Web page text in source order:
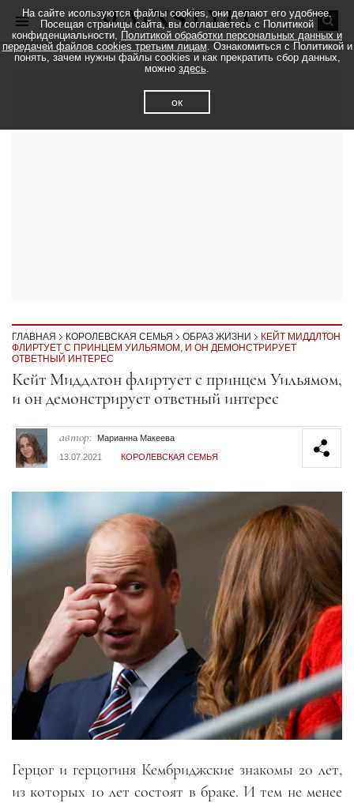
ГЛАВНАЯ КОРОЛЕВСКАЯ СЕМЬЯ ОБРАЗ ЖИЗНИ
КЕЙТ МИДДЛТОН
ФЛИРТУЕТ С ПРИНЦЕМ УИЛЬЯМОМ, И ОН ДЕМОНСТРИРУЕТ
ОТВЕТНЫЙ ИНТЕРЕС
Секция статей
Кейт Миддлтон флиртует с принцем Уильямом,
и он демонстрирует ответный интерес
автор:
Марианна Макеева
13.07.2021
КОРОЛЕВСКАЯ СЕМЬЯ
Герцог и герцогиня Кембриджские знакомы 20 лет,
из которых 10 лет состоят в браке. И тем не менее
На сайте исользуются файлы cookies, они делают его удобнее.
Посещая страницы сайта, вы соглашаетесь с Политикой
конфиденциальности, Политикой обработки персональных данных и
передачей файлов cookies третьим лицам. Ознакомиться с Политикой и
понять, зачем нужны файлы cookies и как прекратить сбор данных,
можно здесь.
ок